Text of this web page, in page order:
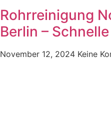
Rohrreinigung
Berlin –
November 12, 2024 Keine